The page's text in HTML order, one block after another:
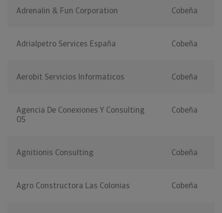
Adrenalin & Fun Corporation Cobeña
Adrialpetro Services España Cobeña
Aerobit Servicios Informaticos Cobeña
Agencia De Conexiones Y Consulting
05
Cobeña
Agnitionis Consulting Cobeña
Agro Constructora Las Colonias Cobeña